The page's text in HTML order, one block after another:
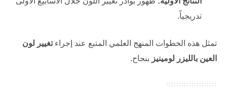
تدريجياً.
تمثل هذه الخطوات المنهج العلمي المتبع عند إجراءتغيير لون
العين بالليزر لومينيز بنجاح.